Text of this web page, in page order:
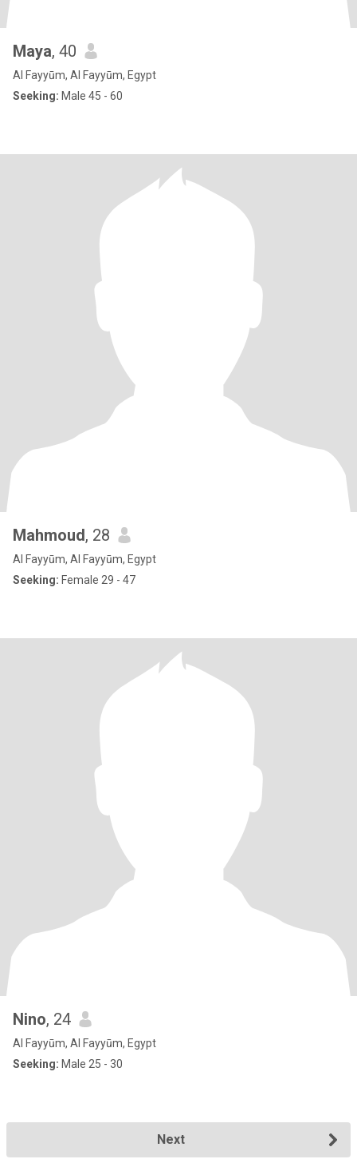
Maya, 40
Al Fayyūm, Al Fayyūm, Egypt
Seeking: Male 45 - 60
Mahmoud, 28
Al Fayyūm, Al Fayyūm, Egypt
Seeking: Female 29 - 47
Nino, 24
Al Fayyūm, Al Fayyūm, Egypt
Seeking: Male 25 - 30
Next